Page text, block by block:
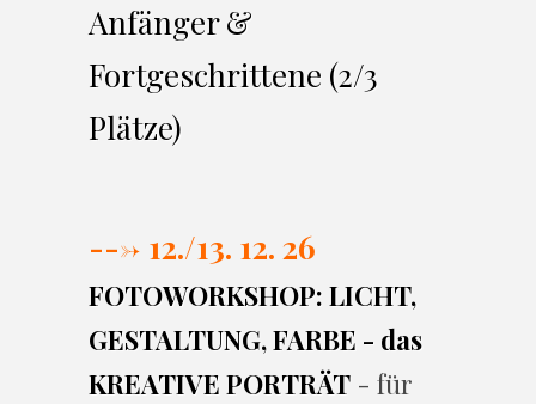
Anfänger &
Fortgeschrittene (2/3
Plätze)
---> 12./13. 12. 26
FOTOWORKSHOP: LICHT,
GESTALTUNG, FARBE - das
KREATIVE PORTRÄT - für